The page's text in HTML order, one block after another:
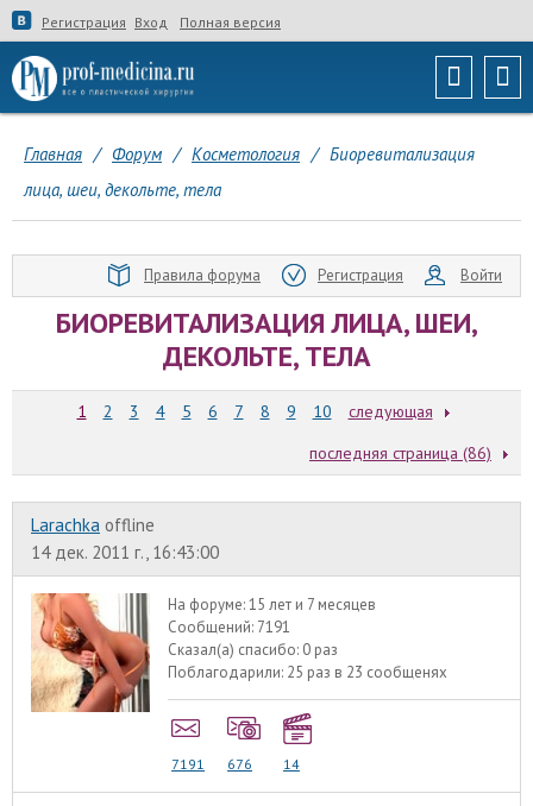
Регистрация Вход Полная версия
Главная / Форум / Косметология / Биоревитализация
лица, шеи, декольте, тела
Правила форума Регистрация Войти
БИОРЕВИТАЛИЗАЦИЯ ЛИЦА, ШЕИ,
ДЕКОЛЬТЕ, ТЕЛА
1 2 3 4 5 6 7 8 9 10
следующая
последняя страница (86)
Larachka offline
14 дек. 2011 г., 16:43:00
На форуме:15 лет и 7 месяцев
Сообщений: 7191
Сказал(а) спасибо: 0 раз
Поблагодарили: 25 раз в 23 сообщенях
7191 676 14